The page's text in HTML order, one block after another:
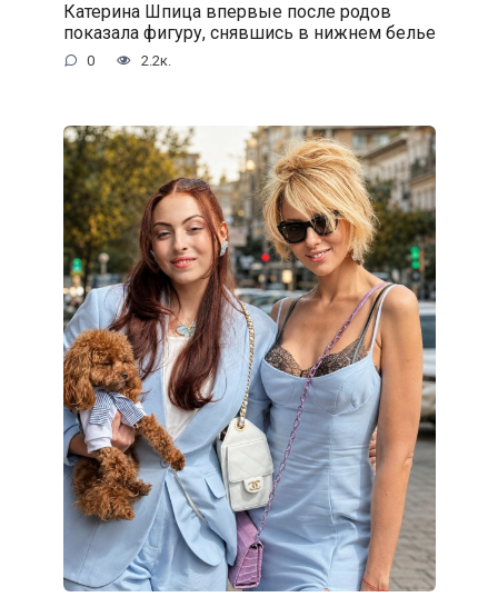
Катерина Шпица впервые после родов
показала фигуру, снявшись в нижнем белье
0 2.2к.